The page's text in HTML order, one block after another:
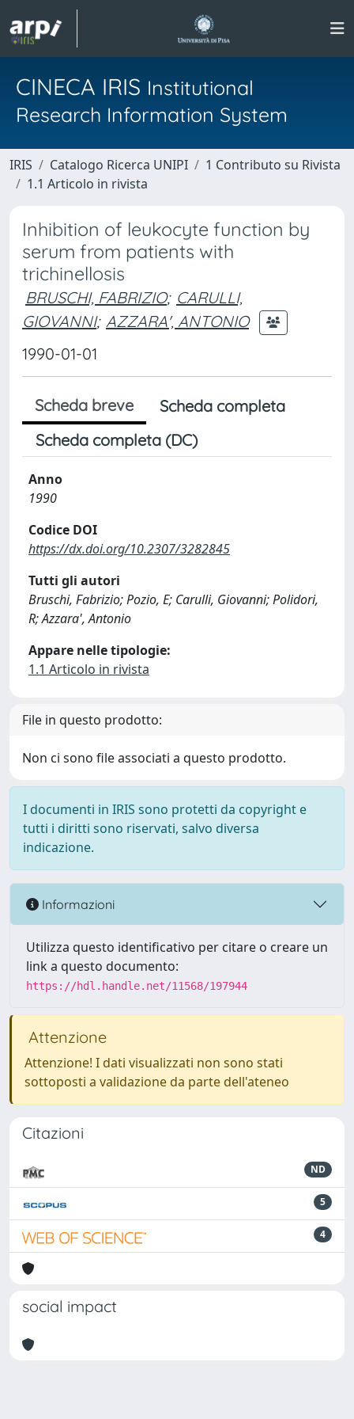
CINECA IRIS Institutional
Research Information System
IRIS Catalogo Ricerca UNIPI
1 Contributo su Rivista
1.1 Articolo in rivista
Inhibition of leukocyte function by
serum from patients with
trichinellosis
BRUSCHI, FABRIZIO; CARULLI,
GIOVANNI; AZZARA', ANTONIO
1990-01-01
Scheda breve
Scheda completa
Scheda completa (DC)
Anno
1990
Codice DOI
https://dx.doi.org/10.2307/3282845
Tutti gli autori
Bruschi, Fabrizio; Pozio, E; Carulli, Giovanni; Polidori,
R; Azzara', Antonio
Appare nelle tipologie:
1.1 Articolo in rivista
File in questo prodotto:
Non ci sono file associati a questo prodotto.
I documenti in IRIS sono protetti da copyright e
tutti i diritti sono riservati, salvo diversa
indicazione.
Informazioni
Utilizza questo identificativo per citare o creare un
link a questo documento:
https://hdl.handle.net/11568/197944
Attenzione
Attenzione! I dati visualizzati non sono stati
sottoposti a validazione da parte dell'ateneo
Citazioni
ND
5
4
social impact